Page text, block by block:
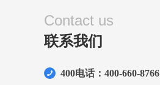
Contact us
联系我们
400电话：400-660-8766